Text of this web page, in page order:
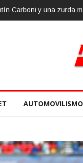
de noviembre
AUTOMOVILISMO